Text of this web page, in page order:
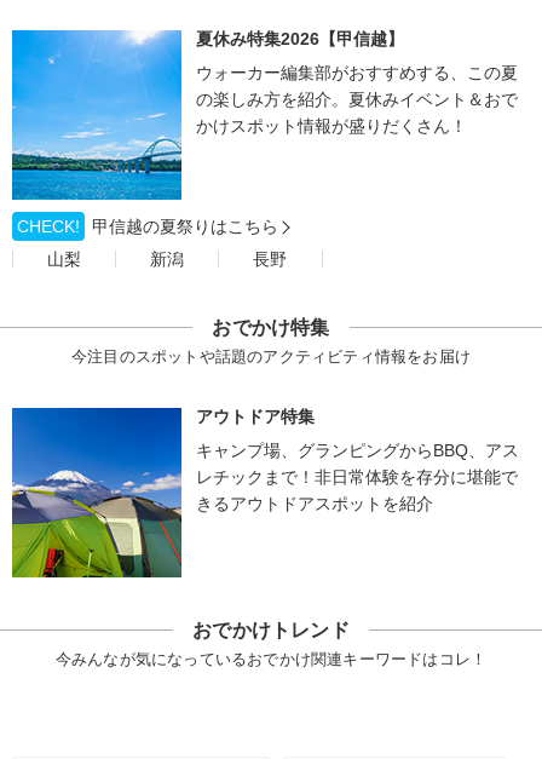
夏休み特集2026【甲信越】
ウォーカー編集部がおすすめする、この夏
の楽しみ方を紹介。夏休みイベント＆おで
かけスポット情報が盛りだくさん！
CHECK!
甲信越の夏祭りはこちら
山梨
新潟 長野
おでかけ特集
今注目のスポットや話題のアクティビティ情報をお届け
アウトドア特集
キャンプ場、グランピングからBBQ、アス
レチックまで！非日常体験を存分に堪能で
きるアウトドアスポットを紹介
おでかけトレンド
今みんなが気になっているおでかけ関連キーワードはコレ！